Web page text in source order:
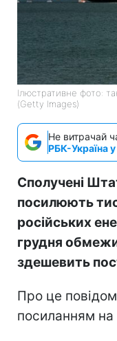
Ілюстративне фото:
(Getty Images)
Не витрачай
РБК-Україна
Сполучені
посилюють
російських
грудня
здешевить
Про це
посиланням на